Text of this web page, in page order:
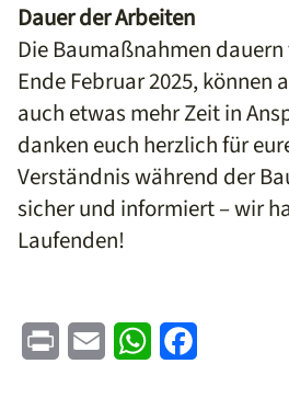
Dauer der Arbeiten
Die Baumaßnahmen
Ende Februar 2025,
auch etwas mehr Zeit in
danken euch herzlich für
Verständnis während der
sicher und informiert – wir
Laufenden!
Print Email WhatsApp